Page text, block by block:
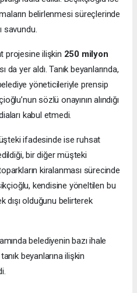
belirlenmesi süreçlerinde
savundu.
projesine ilişkin 250 milyon
da yer aldı. Tanık beyanlarında,
yöneticileriyle prensip
sözlü onayının alındığı
kabul etmedi.
ifadesinde ise ruhsat
bir diğer müşteki
kiralanması sürecinde
kendisine yöneltilen bu
dışı olduğunu belirterek
belediyenin bazı ihale
beyanlarına ilişkin